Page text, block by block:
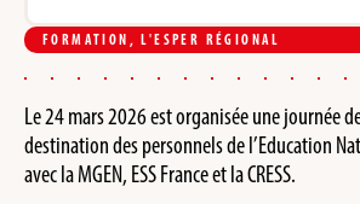
FORMATION , L'ESPER RÉGIONAL
Le 24 mars 2026 est organisée une journée
destination des personnels de l’Education
avec la MGEN, ESS France et la CRESS.